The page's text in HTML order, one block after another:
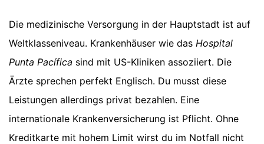
Die medizinische Versorgung in der Hauptstadt ist auf
Weltklasseniveau. Krankenhäuser wie das Hospital
Punta Pacífica sind mit US-Kliniken assoziiert. Die
Ärzte sprechen perfekt Englisch. Du musst diese
Leistungen allerdings privat bezahlen. Eine
internationale Krankenversicherung ist Pflicht. Ohne
Kreditkarte mit hohem Limit wirst du im Notfall nicht